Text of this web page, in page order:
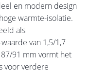
en modern design
warmte-isolatie.
als
van 1,5/1,7
91 mm vormt het
voor verdere